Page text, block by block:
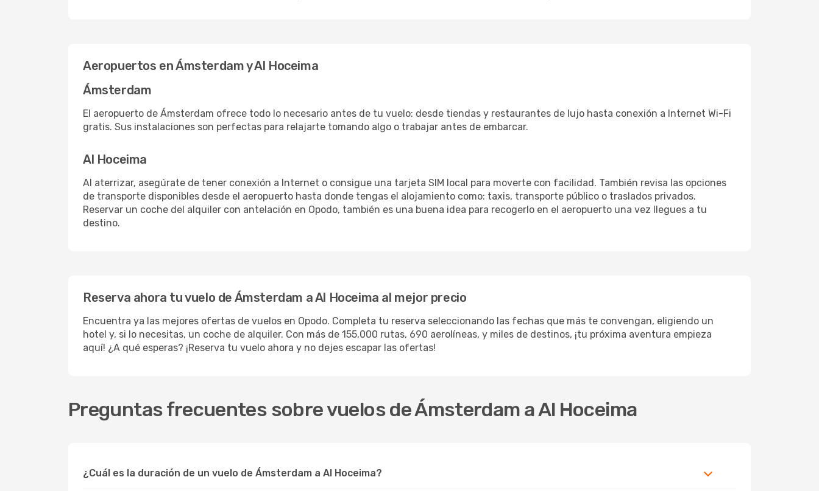
Aeropuertos en Ámsterdam y Al Hoceima
Ámsterdam
El aeropuerto de Ámsterdam ofrece todo lo necesario antes de tu vuelo: desde tiendas y restaurantes de lujo hasta conexión a Internet Wi-Fi
gratis. Sus instalaciones son perfectas para relajarte tomando algo o trabajar antes de embarcar.
Al Hoceima
Al aterrizar, asegúrate de tener conexión a Internet o consigue una tarjeta SIM local para moverte con facilidad. También revisa las opciones
de transporte disponibles desde el aeropuerto hasta donde tengas el alojamiento como: taxis, transporte público o traslados privados.
Reservar un coche del alquiler con antelación en Opodo, también es una buena idea para recogerlo en el aeropuerto una vez llegues a tu
destino.
Reserva ahora tu vuelo de Ámsterdam a Al Hoceima al mejor precio
Encuentra ya las mejores ofertas de vuelos en Opodo. Completa tu reserva seleccionando las fechas que más te convengan, eligiendo un
hotel y, si lo necesitas, un coche de alquiler. Con más de 155,000 rutas, 690 aerolíneas, y miles de destinos, ¡tu próxima aventura empieza
aquí! ¿A qué esperas? ¡Reserva tu vuelo ahora y no dejes escapar las ofertas!
Preguntas frecuentes sobre vuelos de Ámsterdam a Al Hoceima
¿Cuál es la duración de un vuelo de Ámsterdam a Al Hoceima?